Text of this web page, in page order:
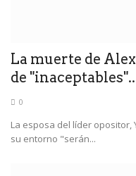
La muerte de
de
0
La esposa del líder opositor,
su entorno "serán...